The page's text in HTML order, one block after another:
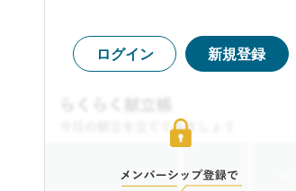
ログイン 新規登録